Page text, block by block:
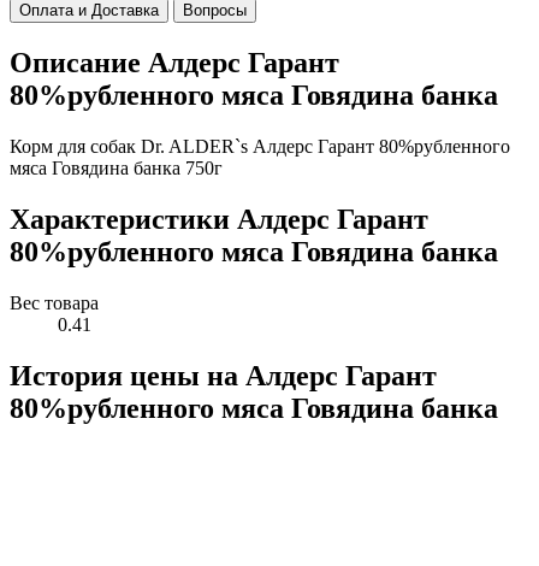
Оплата и Доставка
Вопросы
Описание Алдерс Гарант
80%рубленного мяса Говядина банка
Корм для собак Dr. ALDER`s Алдерс Гарант 80%рубленного
мяса Говядина банка 750г
Характеристики Алдерс Гарант
80%рубленного мяса Говядина банка
Вес товара
0.41
История цены на Алдерс Гарант
80%рубленного мяса Говядина банка